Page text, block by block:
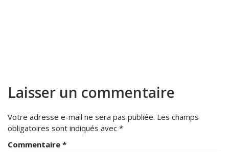
Laisser un commentaire
Votre adresse e-mail ne sera pas publiée. Les champs
obligatoires sont indiqués avec *
Commentaire *